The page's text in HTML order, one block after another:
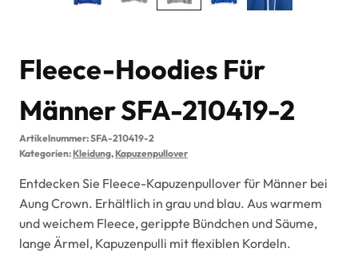
Fleece-Hoodies Für
Männer SFA-210419-2
Artikelnummer:SFA-210419-2
Kategorien:Kleidung,Kapuzenpullover
Entdecken Sie Fleece-Kapuzenpullover für Männer bei
Aung Crown. Erhältlich in grau und blau. Aus warmem
und weichem Fleece, gerippte Bündchen und Säume,
lange Ärmel, Kapuzenpulli mit flexiblen Kordeln.